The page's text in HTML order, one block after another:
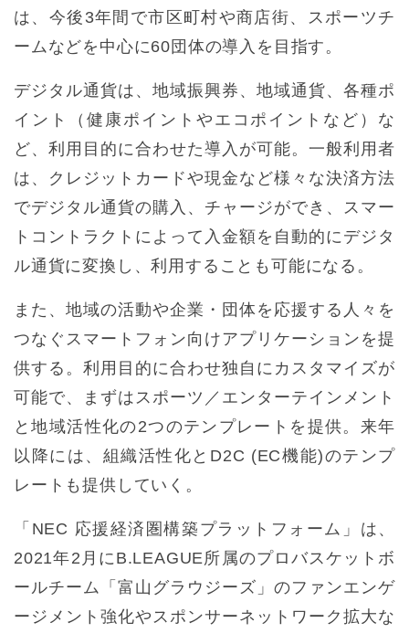
は、今後3年間で市区町村や商店街、スポーツチ
ームなどを中心に60団体の導入を目指す。
デジタル通貨は、地域振興券、地域通貨、各種ポ
イント（健康ポイントやエコポイントなど）な
ど、利用目的に合わせた導入が可能。一般利用者
は、クレジットカードや現金など様々な決済方法
でデジタル通貨の購入、チャージができ、スマー
トコントラクトによって入金額を自動的にデジタ
ル通貨に変換し、利用することも可能になる。
また、地域の活動や企業・団体を応援する人々を
つなぐスマートフォン向けアプリケーションを提
供する。利用目的に合わせ独自にカスタマイズが
可能で、まずはスポーツ／エンターテインメント
と地域活性化の2つのテンプレートを提供。来年
以降には、組織活性化とD2C (EC機能)のテンプ
レートも提供していく。
「NEC 応援経済圏構築プラットフォーム」は、
2021年2月にB.LEAGUE所属のプロバスケットボ
ールチーム「富山グラウジーズ」のファンエンゲ
ージメント強化やスポンサーネットワーク拡大な